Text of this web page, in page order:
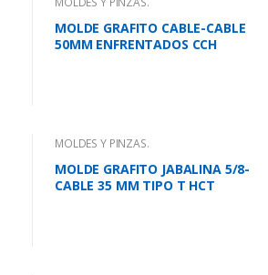
MOLDE GRAFITO CABLE-CABLE
50MM ENFRENTADOS CCH
MOLDES Y PINZAS.
MOLDE GRAFITO JABALINA 5/8-
CABLE 35 MM TIPO T HCT